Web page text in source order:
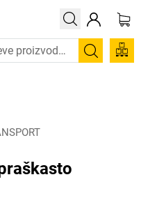
proizvoda s brzom dostavom